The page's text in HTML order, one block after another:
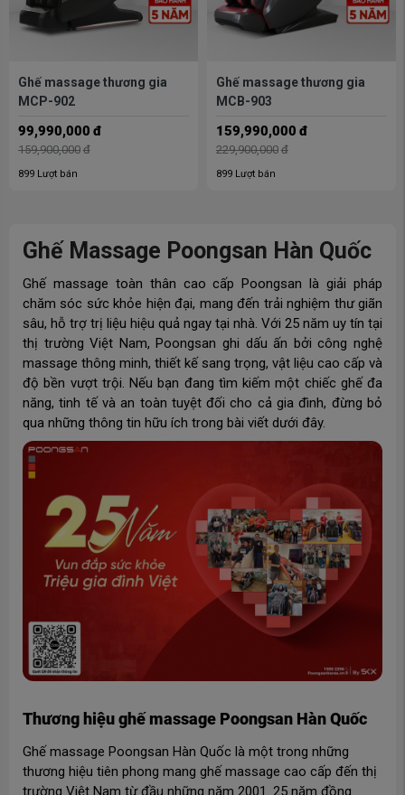
Ghế massage thương gia
MCP-902
99,990,000 đ
159,900,000 đ
899 Lượt bán
Ghế massage thương gia
MCB-903
159,990,000 đ
229,900,000 đ
899 Lượt bán
Ghế Massage Poongsan Hàn Quốc
Ghế massage toàn thân cao cấp Poongsan là giải pháp
chăm sóc sức khỏe hiện đại, mang đến trải nghiệm thư giãn
sâu, hỗ trợ trị liệu hiệu quả ngay tại nhà. Với 25 năm uy tín tại
thị trường Việt Nam, Poongsan ghi dấu ấn bởi công nghệ
massage thông minh, thiết kế sang trọng, vật liệu cao cấp và
độ bền vượt trội. Nếu bạn đang tìm kiếm một chiếc ghế đa
năng, tinh tế và an toàn tuyệt đối cho cả gia đình, đừng bỏ
qua những thông tin hữu ích trong bài viết dưới đây.
Thương hiệu ghế massage Poongsan Hàn Quốc
Ghế massage Poongsan Hàn Quốc là một trong những
thương hiệu tiên phong mang ghế massage cao cấp đến thị
trường Việt Nam từ đầu những năm 2001. 25 năm đồng